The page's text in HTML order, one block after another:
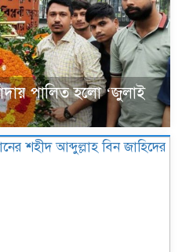
পালিত হলো ‘জুলাই